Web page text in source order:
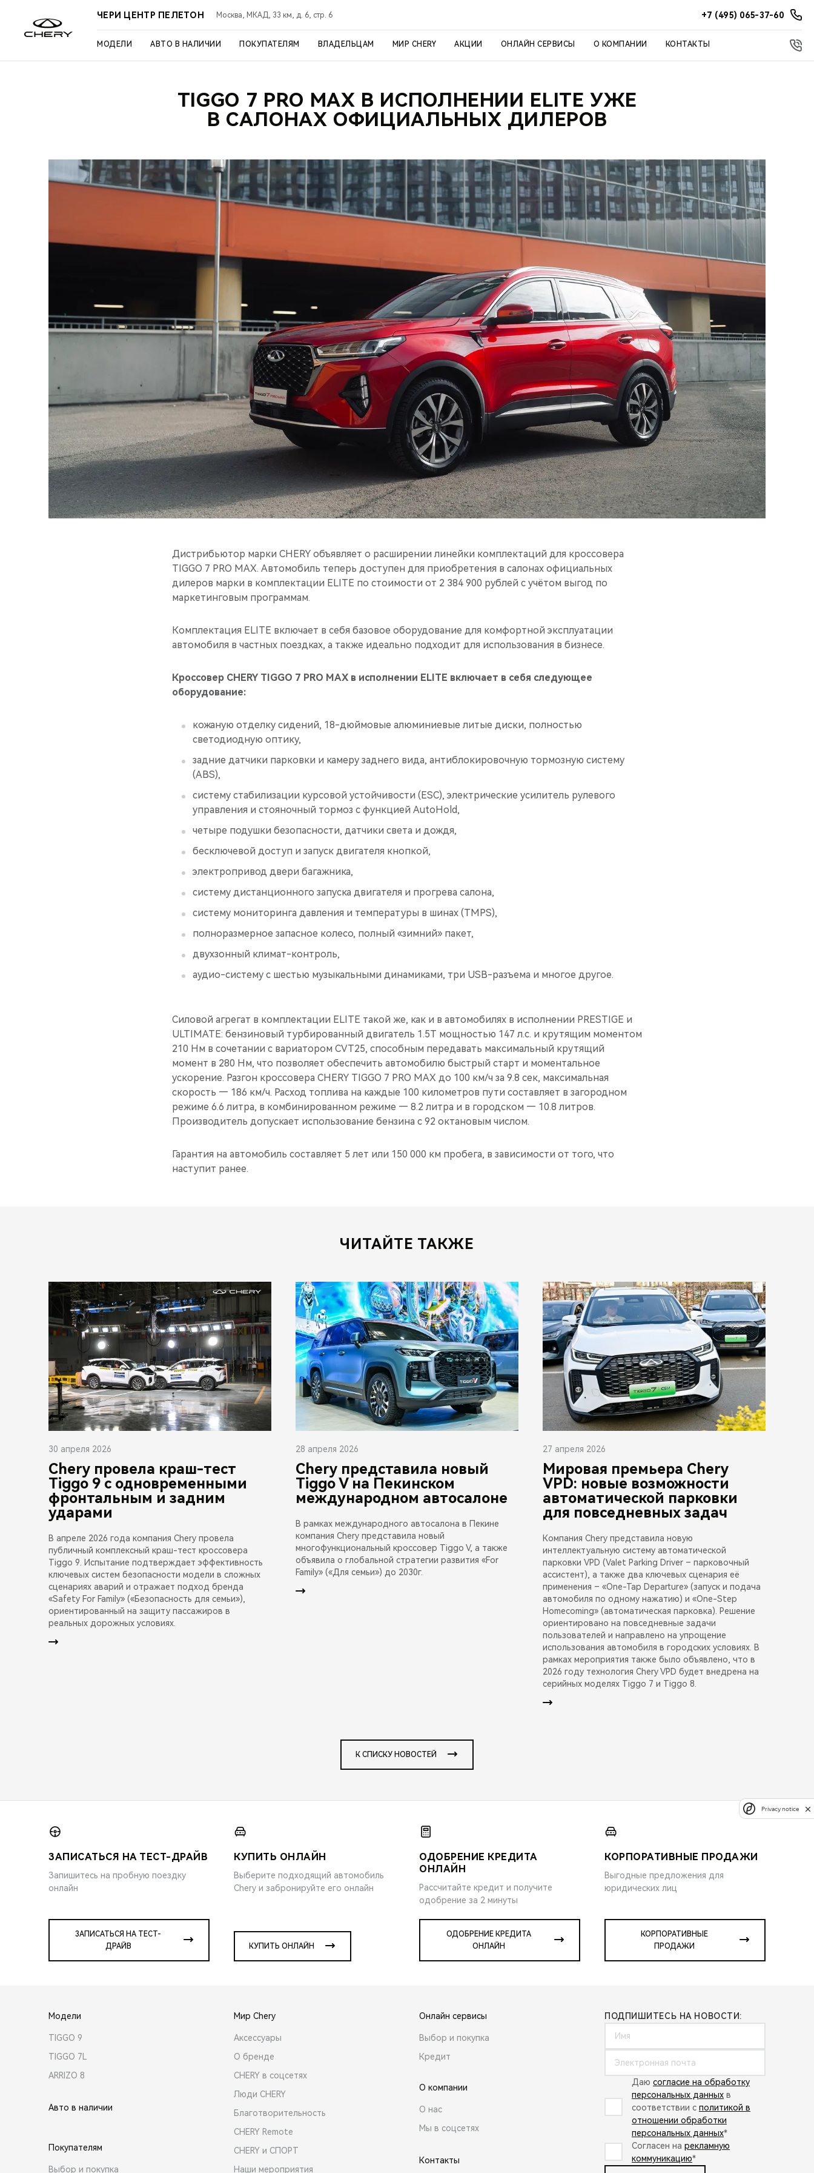
ЧЕРИ ЦЕНТР ПЕЛЕТОН Москва, МКАД, 33 км, д. 6, стр. 6 +7 (495) 065-37-60
МОДЕЛИ АВТО В НАЛИЧИИ ПОКУПАТЕЛЯМ ВЛАДЕЛЬЦАМ МИР CHERY АКЦИИ ОНЛАЙН СЕРВИСЫ О КОМПАНИИ КОНТАКТЫ
TIGGO 7 PRO MAX В ИСПОЛНЕНИИ ELITE УЖЕ
В САЛОНАХ ОФИЦИАЛЬНЫХ ДИЛЕРОВ
Дистрибьютор марки CHERY объявляет о расширении линейки комплектаций для кроссовера
TIGGO 7 PRO MAX. Автомобиль теперь доступен для приобретения в салонах официальных
дилеров марки в комплектации ELITE по стоимости от 2 384 900 рублей с учётом выгод по
маркетинговым программам.
Комплектация ELITE включает в себя базовое оборудование для комфортной эксплуатации
автомобиля в частных поездках, а также идеально подходит для использования в бизнесе.
Кроссовер CHERY TIGGO 7 PRO MAX в исполнении ELITE включает в себя следующее
оборудование:
кожаную отделку сидений, 18-дюймовые алюминиевые литые диски, полностью
светодиодную оптику,
задние датчики парковки и камеру заднего вида, антиблокировочную тормозную систему
(ABS),
систему стабилизации курсовой устойчивости (ESС), электрические усилитель рулевого
управления и стояночный тормоз с функцией AutoHold,
четыре подушки безопасности, датчики света и дождя,
бесключевой доступ и запуск двигателя кнопкой,
электропривод двери багажника,
систему дистанционного запуска двигателя и прогрева салона,
систему мониторинга давления и температуры в шинах (TMPS),
полноразмерное запасное колесо, полный «зимний» пакет,
двухзонный климат-контроль,
aудио-систему c шестью музыкальными динамиками, три USB-разъема и многое другое.
Силовой агрегат в комплектации ELITE такой же, как и в автомобилях в исполнении PRESTIGE и
ULTIMATE: бензиновый турбированный двигатель 1.5T мощностью 147 л.с. и крутящим моментом
210 Нм в сочетании с вариатором CVT25, способным передавать максимальный крутящий
момент в 280 Нм, что позволяет обеспечить автомобилю быстрый старт и моментальное
ускорение. Разгон кроссовера CHERY TIGGO 7 PRO MAX до 100 км/ч за 9.8 сек, максимальная
скорость — 186 км/ч. Расход топлива на каждые 100 километров пути составляет в загородном
режиме 6.6 литра, в комбинированном режиме — 8.2 литра и в городском — 10.8 литров.
Производитель допускает использование бензина с 92 октановым числом.
Гарантия на автомобиль составляет 5 лет или 150 000 км пробега, в зависимости от того, что
наступит ранее.
ЧИТАЙТЕ ТАКЖЕ
30 апреля 2026
Chery провела краш-тест
Tiggo 9 с одновременными
фронтальным и задним
ударами
В апреле 2026 года компания Chery провела
публичный комплексный краш-тест кроссовера
Tiggo 9. Испытание подтверждает эффективность
ключевых систем безопасности модели в сложных
сценариях аварий и отражает подход бренда
«Safety For Family» («Безопасность для семьи»),
ориентированный на защиту пассажиров в
реальных дорожных условиях.
28 апреля 2026
Chery представила новый
Tiggo V на Пекинском
международном автосалоне
В рамках международного автосалона в Пекине
компания Chery представила новый
многофункциональный кроссовер Tiggo V, а также
объявила о глобальной стратегии развития «For
Family» («Для семьи») до 2030г.
27 апреля 2026
Мировая премьера Chery
VPD: новые возможности
автоматической парковки
для повседневных задач
Компания Chery представила новую
интеллектуальную систему автоматической
парковки VPD (Valet Parking Driver – парковочный
ассистент), а также два ключевых сценария её
применения – «One-Tap Departure» (запуск и подача
автомобиля по одному нажатию) и «One-Step
Homecoming» (автоматическая парковка). Решение
ориентировано на повседневные задачи
пользователей и направлено на упрощение
использования автомобиля в городских условиях. В
рамках мероприятия также было объявлено, что в
2026 году технология Chery VPD будет внедрена на
серийных моделях Tiggo 7 и Tiggo 8.
К СПИСКУ НОВОСТЕЙ
ЗАПИСАТЬСЯ НА ТЕСТ-ДРАЙВ
Запишитесь на пробную поездку
онлайн
ЗАПИСАТЬСЯ НА ТЕСТ-
ДРАЙВ
КУПИТЬ ОНЛАЙН
Выберите подходящий автомобиль
Chery и забронируйте его онлайн
КУПИТЬ ОНЛАЙН
ОДОБРЕНИЕ КРЕДИТА
ОНЛАЙН
Рассчитайте кредит и получите
одобрение за 2 минуты
ОДОБРЕНИЕ КРЕДИТА
ОНЛАЙН
КОРПОРАТИВНЫЕ ПРОДАЖИ
Выгодные предложения для
юридических лиц
КОРПОРАТИВНЫЕ
ПРОДАЖИ
Модели
TIGGO 9
TIGGO 7L
ARRIZO 8
Авто в наличии
Покупателям
Выбор и покупка
Мир Chery
Аксессуары
О бренде
CHERY в соцсетях
Люди CHERY
Благотворительность
CHERY Remote
CHERY и СПОРТ
Наши мероприятия
Онлайн сервисы
Выбор и покупка
Кредит
О компании
О нас
Мы в соцсетях
Контакты
ПОДПИШИТЕСЬ НА НОВОСТИ:
Даю согласие на обработку
персональных данных в
соответствии с политикой в
отношении обработки
персональных данных*
Согласен на рекламную
коммуникацию*
Privacy notice